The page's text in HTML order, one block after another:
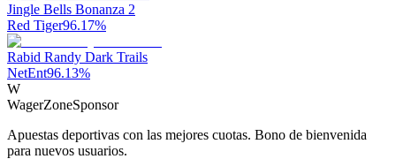
Jingle Bells Bonanza 2
Red Tiger96.17%
Rabid Randy Dark Trails
NetEnt96.13%
W
WagerZoneSponsor
Apuestas deportivas con las mejores cuotas. Bono de bienvenida
para nuevos usuarios.